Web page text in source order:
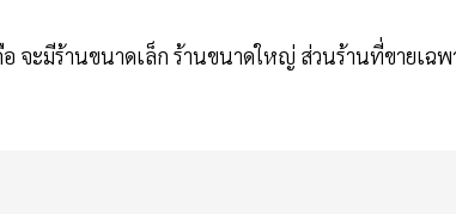
จะมีร้านขนาดเล็ก ร้านขนาดใหญ่ ส่วนร้านที่ขายเฉพ